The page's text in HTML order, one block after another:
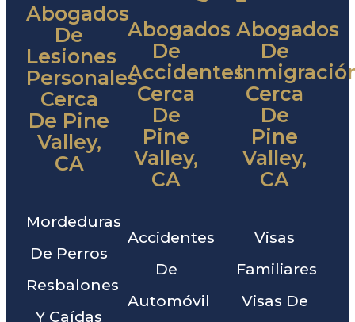
Abogados
De
Lesiones
Personales
Cerca
De Pine
Valley,
CA
Mordeduras
De Perros
Resbalones
Y Caídas
Abogados
De
Accidentes
Cerca
De
Pine
Valley,
CA
Accidentes
De
Automóvil
Abogados
De
Cerca
De
Pine
Valley,
CA
Visas
Familiares
Visas De